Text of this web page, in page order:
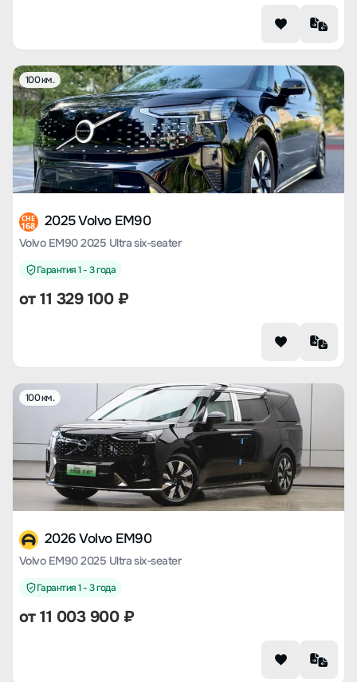
100 км.
CHE
168 2025 Volvo EM90
Volvo EM90 2025 Ultra six-seater
Гарантия 1 - 3 года
от11 329 100₽
100 км.
2026 Volvo EM90
Volvo EM90 2025 Ultra six-seater
Гарантия 1 - 3 года
от11 003 900₽